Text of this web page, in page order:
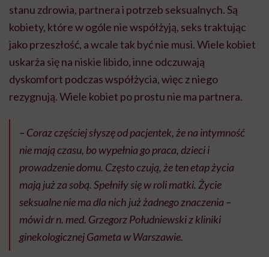
stanu zdrowia, partnera i potrzeb seksualnych. Są
kobiety, które w ogóle nie współżyją, seks traktując
jako przeszłość, a wcale tak być nie musi. Wiele kobiet
uskarża się na niskie libido, inne odczuwają
dyskomfort podczas współżycia, więc z niego
rezygnują. Wiele kobiet po prostu nie ma partnera.
– Coraz częściej słyszę od pacjentek, że na intymność
nie mają czasu, bo wypełnia go praca, dzieci i
prowadzenie domu. Często czują, że ten etap życia
mają już za sobą. Spełniły się w roli matki. Życie
seksualne nie ma dla nich już żadnego znaczenia –
mówi dr n. med. Grzegorz Południewski z kliniki
ginekologicznej Gameta w Warszawie.